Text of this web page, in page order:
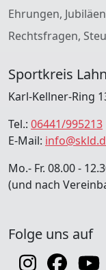
Ehrungen, Jubiläen
Rechtsfragen,
Sportkreis
Karl-Kellner-Ring
Tel.: 06441/995213
E-Mail:
Mo.- Fr. 08.00 -
(und nach
Folge uns auf